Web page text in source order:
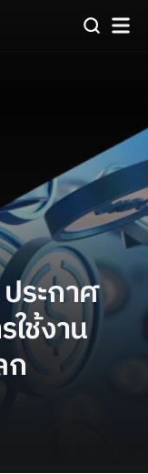
ระกาศ
ช้งาน
ก